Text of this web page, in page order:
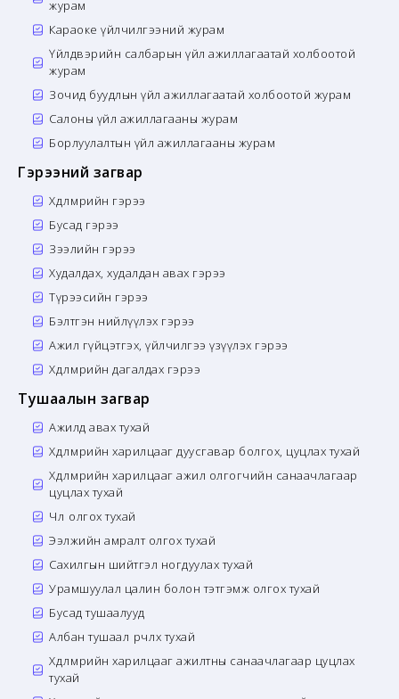
журам
Караоке үйлчилгээний журам
Үйлдвэрийн салбарын үйл ажиллагаатай холбоотой
журам
Зочид буудлын үйл ажиллагаатай холбоотой журам
Салоны үйл ажиллагааны журам
Борлуулалтын үйл ажиллагааны журам
Гэрээний загвар
Хөдөлмөрийн гэрээ
Бусад гэрээ
Зээлийн гэрээ
Худалдах, худалдан авах гэрээ
Түрээсийн гэрээ
Бэлтгэн нийлүүлэх гэрээ
Ажил гүйцэтгэх, үйлчилгээ үзүүлэх гэрээ
Хөдөлмөрийн дагалдах гэрээ
Тушаалын загвар
Ажилд авах тухай
Хөдөлмөрийн харилцааг дуусгавар болгох, цуцлах тухай
Хөдөлмөрийн харилцааг ажил олгогчийн санаачлагаар
цуцлах тухай
Чөлөө олгох тухай
Ээлжийн амралт олгох тухай
Сахилгын шийтгэл ногдуулах тухай
Урамшуулал цалин болон тэтгэмж олгох тухай
Бусад тушаалууд
Албан тушаал өөрчлөх тухай
Хөдөлмөрийн харилцааг ажилтны санаачлагаар цуцлах
тухай